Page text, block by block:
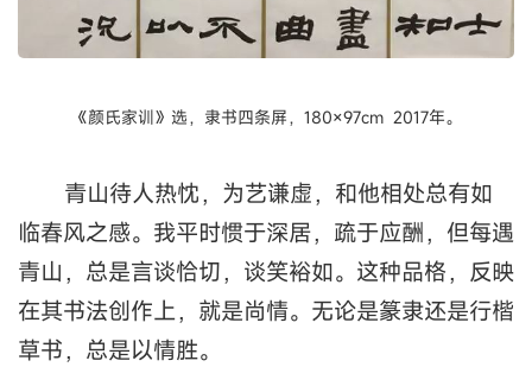
《颜氏家训》选，隶书四条屏，180×97cm 2017年。
青山待人热忱，为艺谦虚，和他相处总有如
临春风之感。我平时惯于深居，疏于应酬，但每遇
青山，总是言谈恰切，谈笑裕如。这种品格，反映
在其书法创作上，就是尚情。无论是篆隶还是行楷
草书，总是以情胜。